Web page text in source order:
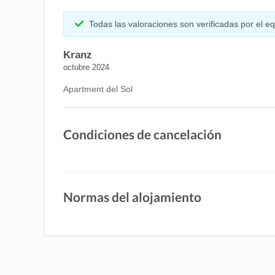
Todas las valoraciones son verificadas por el
Kranz
octubre 2024
Apartment del Sol
Condiciones de cancelación
Normas del alojamiento